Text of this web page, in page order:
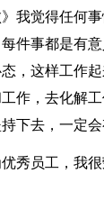
》我觉得任何
件事都是有
，这样工作
作，去化解
下去，一定会
秀员工，我